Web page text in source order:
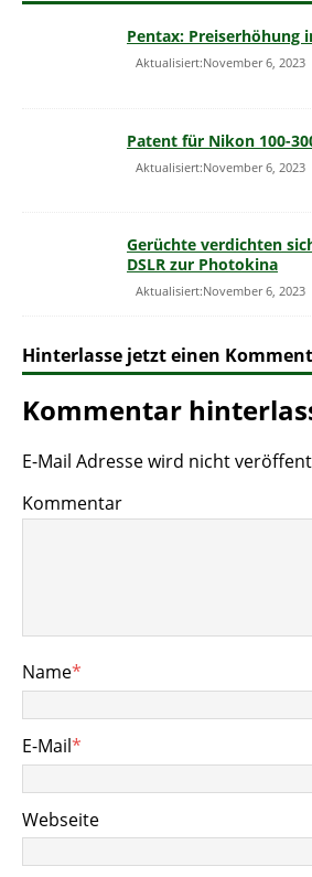
Pentax: Preiserhöhung
Aktualisiert:November 6, 2023
Patent für Nikon 100-
Aktualisiert:November 6, 2023
Gerüchte verdichten
DSLR zur Photokina
Aktualisiert:November 6, 2023
Hinterlasse jetzt einen
Kommentar
E-Mail Adresse wird nicht
Kommentar
Name*
E-Mail*
Webseite